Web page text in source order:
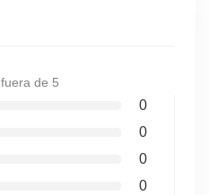
fuera de 5
0
0
0
0